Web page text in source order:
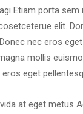
Etiam porta
elit.
nec eros
mollis
eget
at eget metus